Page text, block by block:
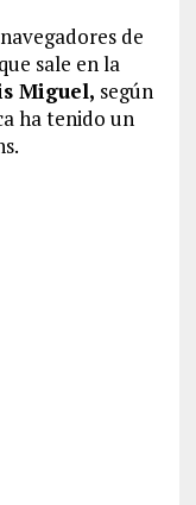
de
sale en la
Miguel, según
ha tenido un